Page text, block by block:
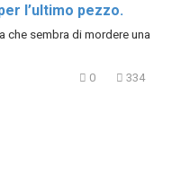
l’ultimo pezzo.
sembra di mordere una
0 334